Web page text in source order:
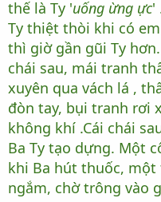
thế là Ty 'uống ừng ực'
Ty thiệt thòi khi có
thì giờ gần gũi Ty
chái sau, mái tranh
xuyên qua vách lá ,
đòn tay, bụi tranh rơi
không khí .Cái chái
Ba Ty tạo dựng. Một
khi Ba hút thuốc, một
ngắm, chờ trông vào